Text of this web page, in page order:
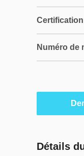
Numéro de
Détails